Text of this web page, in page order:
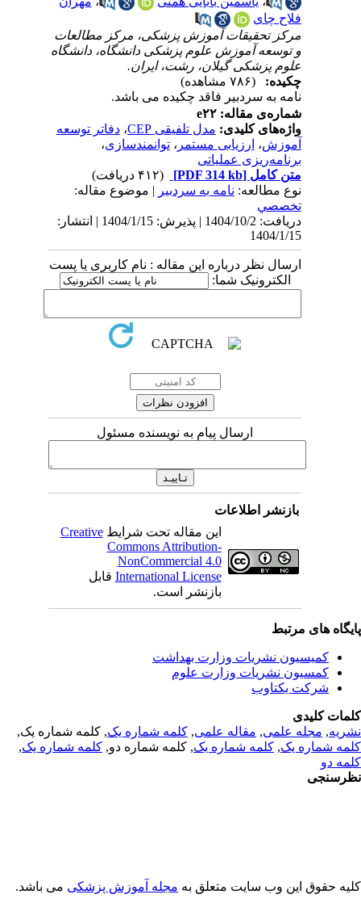
فلاح چای
مرکز تحقیقات آموزش پزشکی، مرکز مطالعات
و توسعه آموزش علوم پزشکی دانشگاه، دانشگاه
علوم پزشکی گیلان، رشت، ایران.
چکیده:
نامه به سردبیر فاقد چکیده می باشد.
شماره‌ی مقاله: e۲۲
واژه‌های کلیدی:مدل تلفیقی CEP ،دفاتر توسعه
آموزش،ارزیابی مستمر، توانمندسازی،
برنامه‌ریزی عملیاتی
متن کامل[PDF 314 kb]
نوع مطالعه:نامه به سردبیر| موضوع مقاله:
تخصصي
دریافت: 1404/10/2 | پذیرش: 1404/1/15 | انتشار:
1404/1/15
ارسال نظر درباره این مقاله : نام کاربری یا پست
الکترونیک شما:
ارسال پیام به نویسنده مسئول
بازنشر اطلاعات
این مقاله تحت شرایطCreative
Commons Attribution-
NonCommercial 4.0
International Licenseقابل
بازنشر است.
های مرتبط
کمیسیون نشریات وزارت بهداشت
کمسیون نشریات وزارت علوم
شرکت یکتاوب
کلیدی
,مجله علمی, مقاله علمی, کلمه شماره یک, کلمه شماره یک,
شماره یک,کلمه شماره یک, کلمه شماره دو,کلمه شماره یک,
دو
حقوق این وب سایت متعلق بهمجله آموزش پزشکیمی باشد.